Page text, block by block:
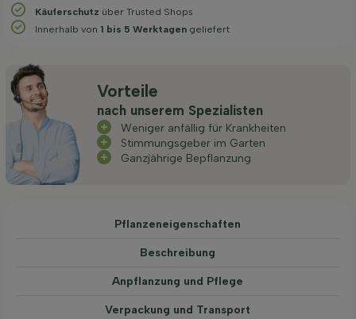
Käuferschutz über Trusted Shops
Innerhalb von 1 bis 5 Werktagen geliefert
Vorteile
nach unserem Spezialisten
Weniger anfällig für Krankheiten
Stimmungsgeber im Garten
Ganzjährige Bepflanzung
Pflanzeneigenschaften
Beschreibung
Anpflanzung und Pflege
Verpackung und Transport